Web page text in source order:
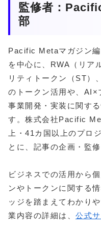
監修者：
部
Pacific Metaマガジン
を中心に、RWA（リア
リティトークン（ST）
のトークン活用や、AI×
事業開発・実装に関す
す。株式会社Pacific
上・41カ国以上のプロ
とに、記事の企画・監
ビジネスでの活用から
ンやトークンに関する
ッジを踏まえてわかり
業内容の詳細は、 公式サ